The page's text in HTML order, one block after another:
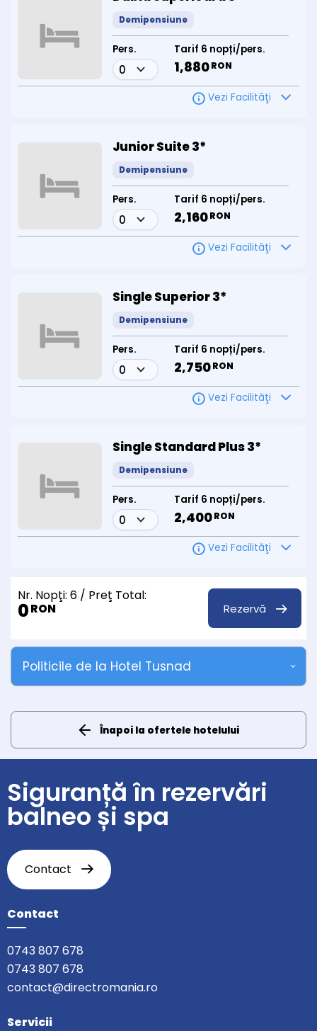
Demipensiune
Pers. Tarif 6 nopți/pers.
1,880RON
Vezi Facilităţi
Junior Suite 3*
Demipensiune
Pers. Tarif 6 nopți/pers.
2,160RON
Vezi Facilităţi
Single Superior 3*
Demipensiune
Pers. Tarif 6 nopți/pers.
2,750RON
Vezi Facilităţi
Single Standard Plus 3*
Demipensiune
Pers. Tarif 6 nopți/pers.
2,400RON
Vezi Facilităţi
Nr. Nopţi: 6 / Preţ Total:
0RON Rezervă
Politicile de la Hotel Tusnad
Înapoi la ofertele hotelului
Siguranță în rezervări
balneo și spa
Contact
Contact
0743 807 678
0743 807 678
contact@directromania.ro
Servicii